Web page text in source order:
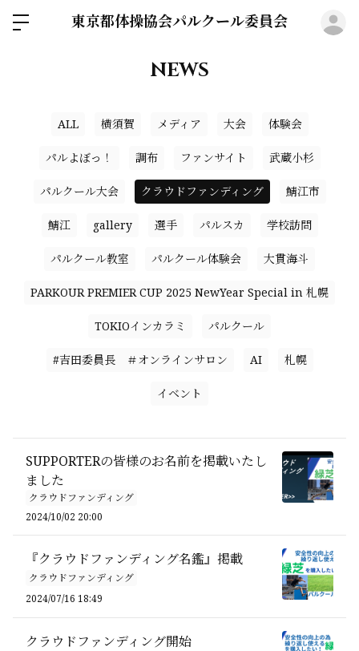
東京都体操協会パルクール委員会
NEWS
ALL 横須賀 メディア 大会 体験会
パルよぼっ！ 調布 ファンサイト 武蔵小杉
パルクール大会 クラウドファンディング 鯖江市
鯖江 gallery 選手 パルスカ 学校訪問
パルクール教室 パルクール体験会 大貫海斗
PARKOUR PREMIER CUP 2025 NewYear Special in 札幌
TOKIOインカラミ パルクール
#吉田委員長 ＃オンラインサロン AI 札幌
イベント
SUPPORTERの皆様のお名前を掲載いたし
ました
クラウドファンディング
2024/10/02 20:00
『クラウドファンディング名鑑』掲載
クラウドファンディング
2024/07/16 18:49
クラウドファンディング開始